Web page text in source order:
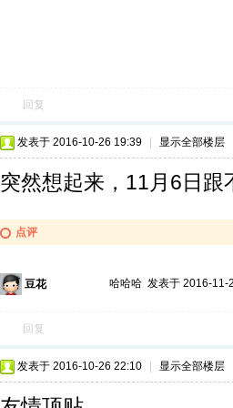
回复
发表于 2016-10-26 19:39 显示全部楼层
突然想起来，11月6日跟
点评
豆花 哈哈哈 发表于 2016-11-
回复
发表于 2016-10-26 22:10 显示全部楼层